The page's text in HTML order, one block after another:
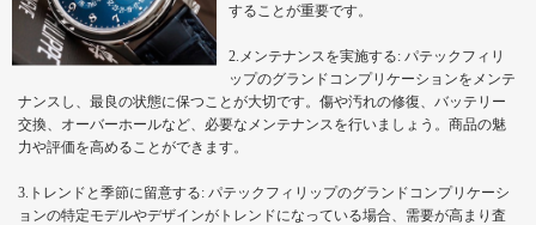
することが重要です。
2.メンテナンスを実施する: パテックフィリ
ップのグランドコンプリケーションをメンテ
ナンスし、最良の状態に保つことが大切です。傷や汚れの修復、バッテリー
交換、オーバーホールなど、必要なメンテナンスを行いましょう。商品の魅
力や評価を高めることができます。
3.トレンドと季節に留意する: パテックフィリップのグランドコンプリケーシ
ョンの特定モデルやデザインがトレンドになっている場合、需要が高まり査